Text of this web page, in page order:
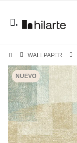
.
WALLPAPER
NUEVO